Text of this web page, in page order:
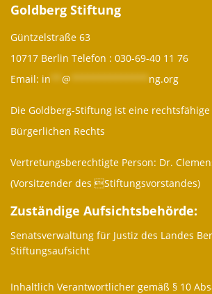
Goldberg Stiftung
Güntzelstraße 63
10717 Berlin Telefon : 030-69-40 11 76
Email: in @ ng.org
Die Goldberg-Stiftung ist eine
Bürgerlichen Rechts
Vertretungsberechtigte Person: Dr.
(Vorsitzender des Stiftungsvorstandes)
Zuständige Aufsichtsbehörde:
Senatsverwaltung für Justiz des Landes
Stiftungsaufsicht
Inhaltlich Verantwortlicher gemäß § 10